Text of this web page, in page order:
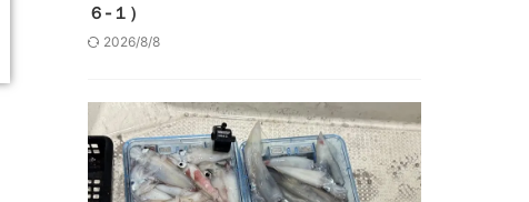
６-１）
2026/8/8